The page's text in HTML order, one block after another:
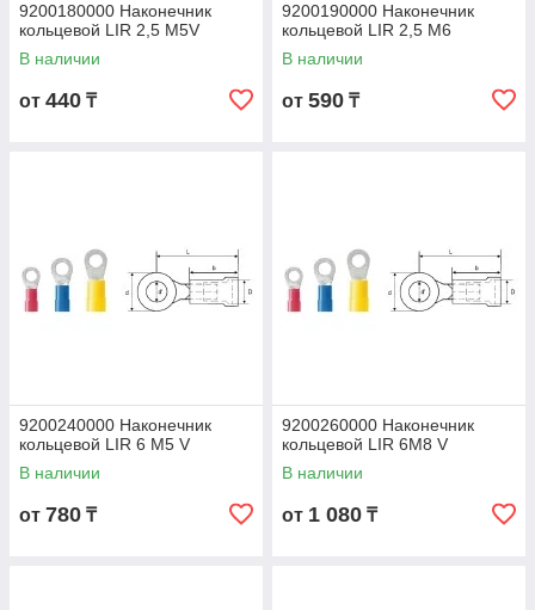
9200180000 Наконечник
кольцевой LIR 2,5 M5V
В наличии
от 440 ₸
9200190000 Наконечник
кольцевой LIR 2,5 M6
В наличии
от 590 ₸
9200240000 Наконечник
кольцевой LIR 6 M5 V
В наличии
от 780 ₸
9200260000 Наконечник
кольцевой LIR 6M8 V
В наличии
от 1 080 ₸